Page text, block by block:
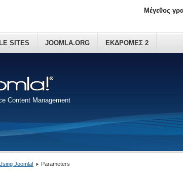
Content Management
SITES JOOMLA.ORG ΕΚΔΡΟΜΕΣ 2
Μέγεθος
Joomla! Parameters